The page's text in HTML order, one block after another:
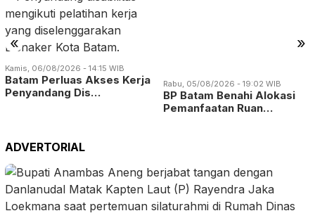
« »
Kamis, 06/08/2026 - 14:15 WIB
Batam Perluas Akses Kerja
Penyandang Dis…
ADVERTORIAL